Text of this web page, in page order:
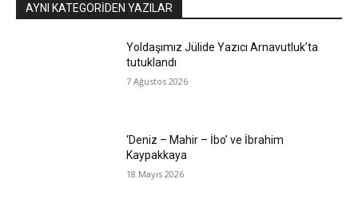
AYNI KATEGORIDEN YAZILAR
Yoldaşımız Jülide Yazıcı Arnavutluk’ta
tutuklandı
7 Ağustos 2026
‘Deniz – Mahir – İbo’ ve İbrahim
Kaypakkaya
18 Mayıs 2026